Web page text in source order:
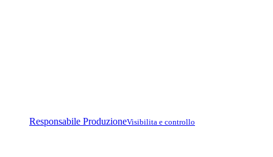
Responsabile ProduzioneVisibilita e controllo